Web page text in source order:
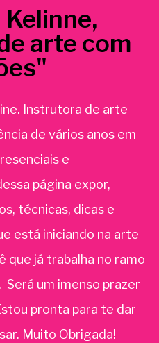
arte com
Instrutora de arte
de vários anos em
e
página expor,
técnicas, dicas e
está iniciando na arte
que já trabalha no ramo
um imenso prazer
pronta para te dar
Muito Obrigada!